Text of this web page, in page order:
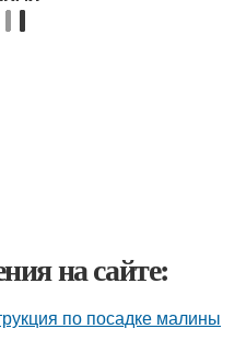
на сайте:
по посадке малины